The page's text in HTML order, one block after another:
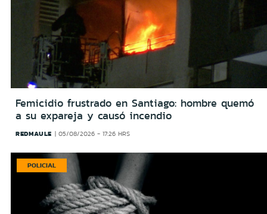
Femicidio frustrado en Santiago: hombre quemó
a su expareja y causó incendio
REDMAULE 05/08/2026 - 17:26 HRS
POLICIAL